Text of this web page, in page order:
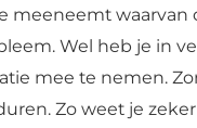
meeneemt waarvan
Wel heb je in
mee te nemen.
Zo weet je